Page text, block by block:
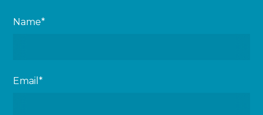
Name*
Email*